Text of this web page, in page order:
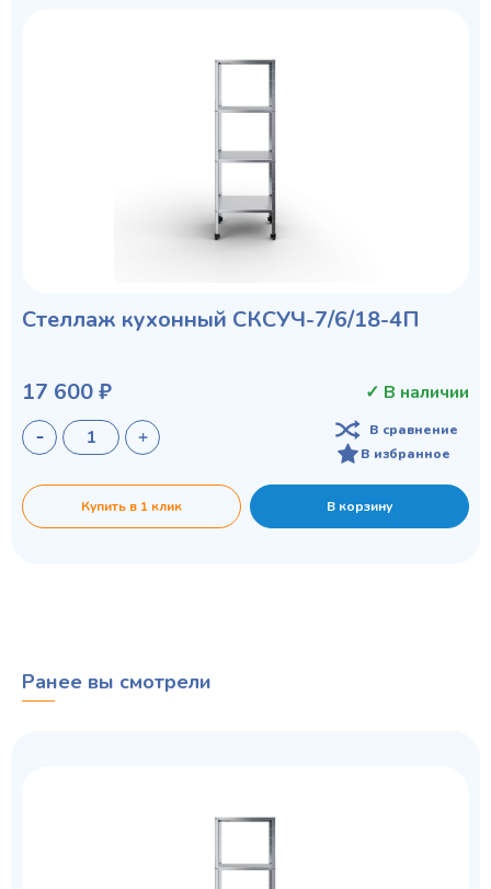
Стеллаж кухонный СКСУЧ-7/6/18-4П
17 600 ₽ ✓ В наличии
В сравнение
В избранное
Купить в 1 клик В корзину
Ранее вы смотрели